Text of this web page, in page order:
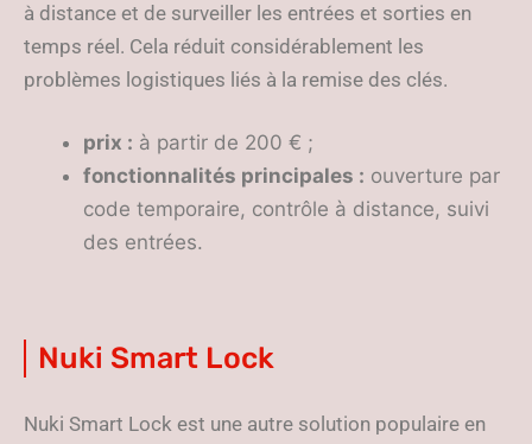
à distance et de surveiller les entrées et sorties en
temps réel. Cela réduit considérablement les
problèmes logistiques liés à la remise des clés.
prix : à partir de 200 € ;
fonctionnalités principales : ouverture par
code temporaire, contrôle à distance, suivi
des entrées.
Nuki Smart Lock
Nuki Smart Lock est une autre solution populaire en